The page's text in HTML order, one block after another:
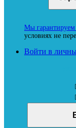
Мы гарантируем
условиях не
Войти в